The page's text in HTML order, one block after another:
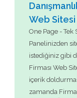
Web Sitesi
One Page - Tek
Panelinizden
istediğiniz gibi
Firması Web
içerik
zamanda